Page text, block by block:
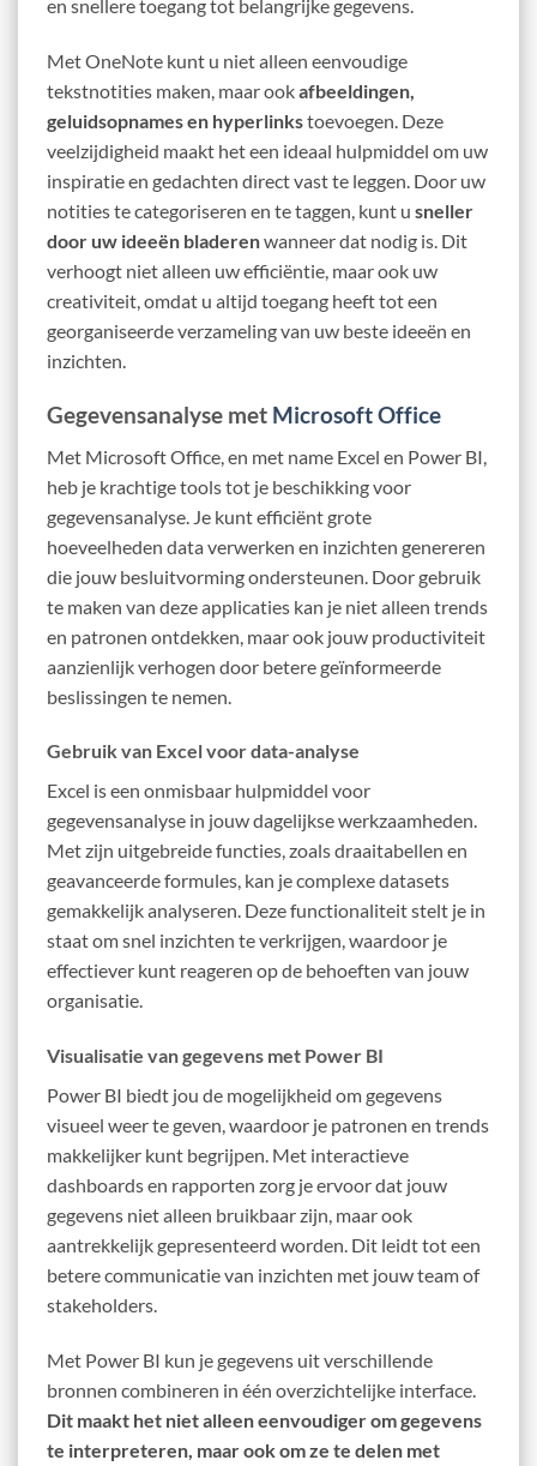
en snellere toegang tot belangrijke gegevens.
Met OneNote kunt u niet alleen eenvoudige
tekstnotities maken, maar ookafbeeldingen,
geluidsopnames en hyperlinkstoevoegen. Deze
veelzijdigheid maakt het een ideaal hulpmiddel om uw
inspiratie en gedachten direct vast te leggen. Door uw
notities te categoriseren en te taggen, kunt u sneller
door uw ideeën bladerenwanneer dat nodig is. Dit
verhoogt niet alleen uw efficiëntie, maar ook uw
creativiteit, omdat u altijd toegang heeft tot een
georganiseerde verzameling van uw beste ideeën en
inzichten.
Gegevensanalyse met Microsoft Office
Met Microsoft Office, en met name Excel en Power BI,
heb je krachtige tools tot je beschikking voor
gegevensanalyse. Je kunt efficiënt grote
hoeveelheden data verwerken en inzichten genereren
die jouw besluitvorming ondersteunen. Door gebruik
te maken van deze applicaties kan je niet alleen trends
en patronen ontdekken, maar ook jouw productiviteit
aanzienlijk verhogen door betere geïnformeerde
beslissingen te nemen.
Gebruik van Excel voor data-analyse
Excel is een onmisbaar hulpmiddel voor
gegevensanalyse in jouw dagelijkse werkzaamheden.
Met zijn uitgebreide functies, zoals draaitabellen en
geavanceerde formules, kan je complexe datasets
gemakkelijk analyseren. Deze functionaliteit stelt je in
staat om snel inzichten te verkrijgen, waardoor je
effectiever kunt reageren op de behoeften van jouw
organisatie.
Visualisatie van gegevens met Power BI
Power BI biedt jou de mogelijkheid om gegevens
visueel weer te geven, waardoor je patronen en trends
makkelijker kunt begrijpen. Met interactieve
dashboards en rapporten zorg je ervoor dat jouw
gegevens niet alleen bruikbaar zijn, maar ook
aantrekkelijk gepresenteerd worden. Dit leidt tot een
betere communicatie van inzichten met jouw team of
stakeholders.
Met Power BI kun je gegevens uit verschillende
bronnen combineren in één overzichtelijke interface.
Dit maakt het niet alleen eenvoudiger om gegevens
te interpreteren, maar ook om ze te delen met